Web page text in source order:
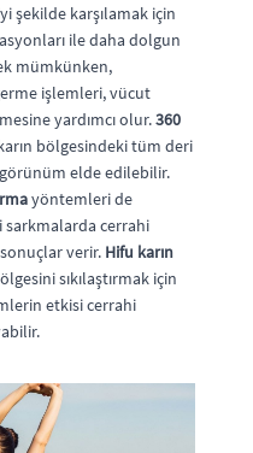
şekilde karşılamak için
ile daha dolgun
mümkünken,
işlemleri, vücut
yardımcı olur.360
bölgesindeki tüm deri
görünüm elde edilebilir.
yöntemleri de
cerrahi
verir. Hifu karın
sıkılaştırmak için
etkisi cerrahi